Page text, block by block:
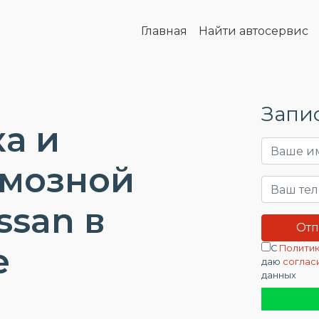
Главная Найти автосервис
и
в
С
даю
данных